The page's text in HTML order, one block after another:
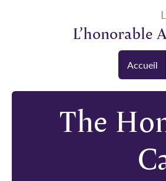
L’honorable
Accueil
The